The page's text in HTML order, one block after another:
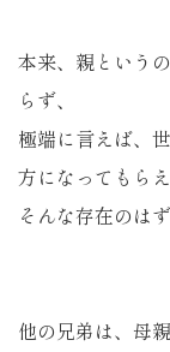
本来、親という
らず、
極端に言えば、
方になってもらえ
そんな存在のはず
他の兄弟は、母